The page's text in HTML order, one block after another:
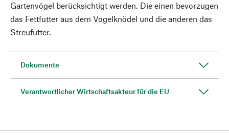
Gartenvögel berücksichtigt werden. Die einen bevorzugen
das Fettfutter aus dem Vogelknödel und die anderen das
Streufutter.
Dokumente
Verantwortlicher Wirtschaftsakteur für die EU